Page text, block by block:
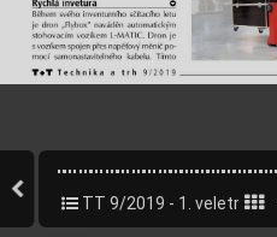
TT 9/2019 - 1. veletržní